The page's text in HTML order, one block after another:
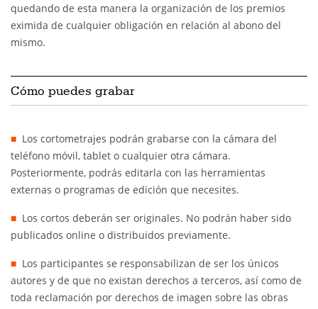
quedando de esta manera la organización de los premios
eximida de cualquier obligación en relación al abono del
mismo.
Cómo puedes grabar
Los cortometrajes podrán grabarse con la cámara del
teléfono móvil, tablet o cualquier otra cámara.
Posteriormente, podrás editarla con las herramientas
externas o programas de edición que necesites.
Los cortos deberán ser originales. No podrán haber sido
publicados online o distribuidos previamente.
Los participantes se responsabilizan de ser los únicos
autores y de que no existan derechos a terceros, así como de
toda reclamación por derechos de imagen sobre las obras